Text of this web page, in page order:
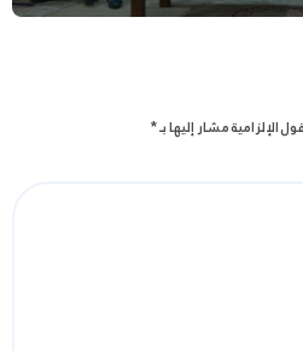
الإلزامية مشار إليها بـ*